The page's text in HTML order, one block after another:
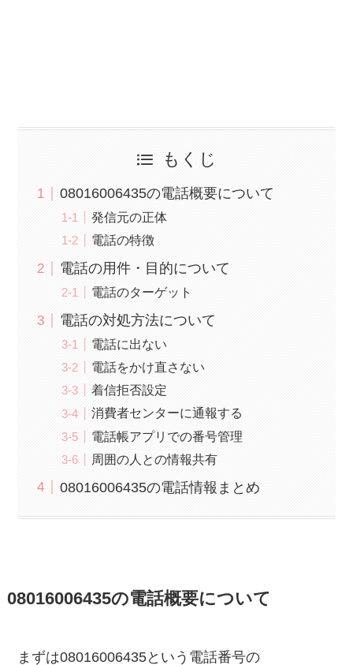
もくじ
08016006435の電話概要について
発信元の正体
電話の特徴
電話の用件・目的について
電話のターゲット
電話の対処方法について
電話に出ない
電話をかけ直さない
着信拒否設定
消費者センターに通報する
電話帳アプリでの番号管理
周囲の人との情報共有
08016006435の電話情報まとめ
08016006435の電話概要について
まずは08016006435という電話番号の